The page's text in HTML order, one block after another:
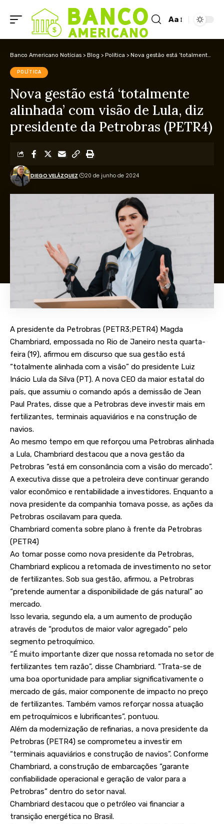
Aa
Banco Americano Notícias > Blog > Política > Nova gestão está ‘totalmente alinhada’ com visão de Lula, diz presidente da Petrobras (PETR4)
POLÍTICA
Nova gestão está ‘totalmente
alinhada’ com visão de Lula, diz
presidente da Petrobras (PETR4)
DIEGO VELÁZQUEZ 20 de junho de 2024
A presidente da Petrobras (PETR3;PETR4) Magda
Chambriard, empossada no Rio de Janeiro nesta quarta-
feira (19), afirmou em discurso que sua gestão está
“totalmente alinhada com a visão” do presidente Luiz
Inácio Lula da Silva (PT). A nova CEO da maior estatal do
país, que assumiu o comando após a demissão de Jean
Paul Prates, disse que a Petrobras deve investir mais em
fertilizantes, terminais aquaviários e na construção de
navios.
Ao mesmo tempo em que reforçou uma Petrobras alinhada
a Lula, Chambriard destacou que a nova gestão da
Petrobras “está em consonância com a visão do mercado”.
A executiva disse que a petroleira deve continuar gerando
valor econômico e rentabilidade a investidores. Enquanto a
nova presidente da companhia tomava posse, as ações da
Petrobras oscilavam para queda.
Chambriard comenta sobre plano à frente da Petrobras
(PETR4)
Ao tomar posse como nova presidente da Petrobras,
Chambriard explicou a retomada de investimento no setor
de fertilizantes. Sob sua gestão, afirmou, a Petrobras
“pretende aumentar a disponibilidade de gás natural” ao
mercado.
Isso levaria, segundo ela, a um aumento de produção
através de “produtos de maior valor agregado” pelo
segmento petroquímico.
“É muito importante dizer que nossa retomada no setor de
fertilizantes tem razão”, disse Chambriard. “Trata-se de
uma boa oportunidade para ampliar significativamente o
mercado de gás, maior componente de impacto no preço
de fertilizantes. Também vamos reforçar nossa atuação
em petroquímicos e lubrificantes”, pontuou.
Além da modernização de refinarias, a nova presidente da
Petrobras (PETR4) se comprometeu a investir em
“terminais aquaviários e construção de navios”. Conforme
Chambriard, a construção de embarcações “garante
confiabilidade operacional e geração de valor para a
Petrobras” dentro do setor naval.
Chambriard destacou que o petróleo vai financiar a
transição energética no Brasil.